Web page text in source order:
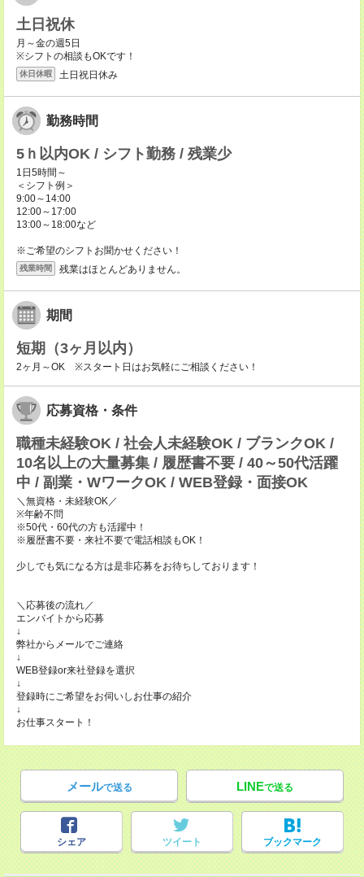
土日祝休
月～金の週5日
※シフトの相談もOKです！
休日休暇 土日祝日休み
勤務時間
5ｈ以内OK / シフト勤務 / 残業少
1日5時間～
＜シフト例＞
9:00～14:00
12:00～17:00
13:00～18:00など
※ご希望のシフトお聞かせください！
残業時間 残業はほとんどありません。
期間
短期（3ヶ月以内）
2ヶ月～OK ※スタート日はお気軽にご相談ください！
応募資格・条件
職種未経験OK / 社会人未経験OK / ブランクOK /
10名以上の大量募集 / 履歴書不要 / 40～50代活躍
中 / 副業・WワークOK / WEB登録・面接OK
＼無資格・未経験OK／
※年齢不問
※50代・60代の方も活躍中！
※履歴書不要・来社不要で電話相談もOK！
少しでも気になる方は是非応募をお待ちしております！
＼応募後の流れ／
エンバイトから応募
↓
弊社からメールでご連絡
↓
WEB登録or来社登録を選択
↓
登録時にご希望をお伺いしお仕事の紹介
↓
お仕事スタート！
メールで送る LINEで送る
シェア ツイート ブックマーク